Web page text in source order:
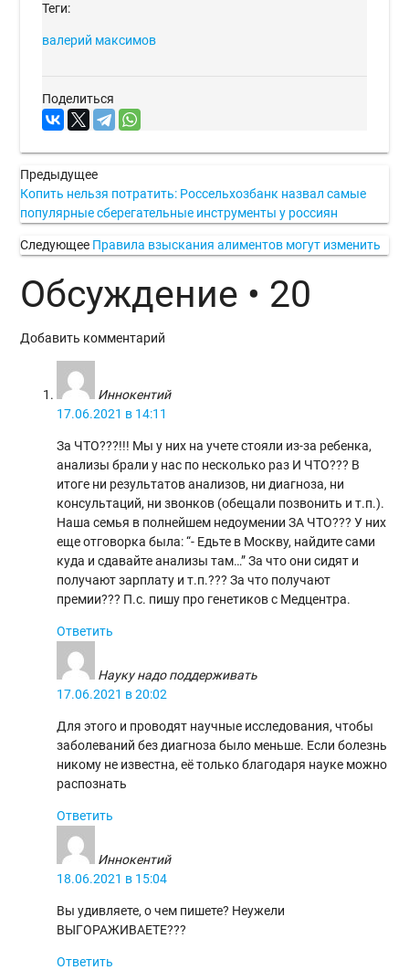
Теги:
валерий максимов
Поделиться
Предыдущее
Копить нельзя потратить: Россельхозбанк назвал самые
популярные сберегательные инструменты у россиян
Следующее Правила взыскания алиментов могут изменить
Обсуждение • 20
Добавить комментарий
Иннокентий
17.06.2021 в 14:11
За ЧТО???!!! Мы у них на учете стояли из-за ребенка,
анализы брали у нас по несколько раз И ЧТО??? В
итоге ни результатов анализов, ни диагноза, ни
консультаций, ни звонков (обещали позвонить и т.п.).
Наша семья в полнейшем недоумении ЗА ЧТО??? У них
еще отговорка была: “- Едьте в Москву, найдите сами
куда и сдавайте анализы там…” За что они сидят и
получают зарплату и т.п.??? За что получают
премии??? П.с. пишу про генетиков с Медцентра.
Ответить
Науку надо поддерживать
17.06.2021 в 20:02
Для этого и проводят научные исследования, чтобы
заболеваний без диагноза было меньше. Если болезнь
никому не известна, её только благодаря науке можно
распознать
Ответить
Иннокентий
18.06.2021 в 15:04
Вы удивляете, о чем пишете? Неужели
ВЫГОРАЖИВАЕТЕ???
Ответить